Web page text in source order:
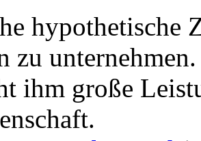
hypothetische
zu
ihm große